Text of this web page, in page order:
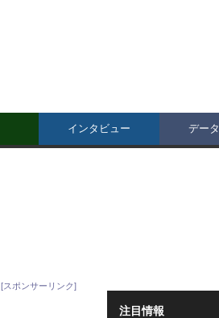
インタビュー デー
[スポンサーリンク]
注目情報